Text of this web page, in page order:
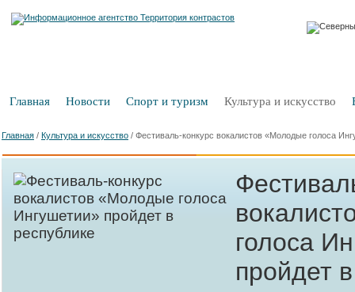
Главная Новости Спорт и туризм Культура и искусство
Главная / Культура и искусство / Фестиваль-конкурс вокалистов «Молодые голоса
голоса
пройдет